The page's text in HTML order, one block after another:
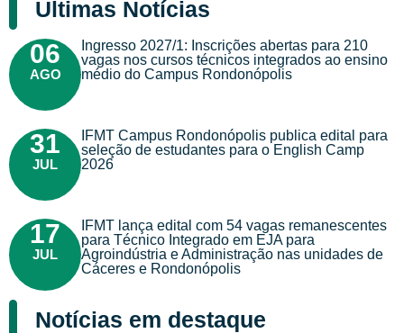
Últimas Notícias
06
AGO
Ingresso 2027/1: Inscrições abertas para 210
vagas nos cursos técnicos integrados ao ensino
médio do Campus Rondonópolis
31
JUL
IFMT Campus Rondonópolis publica edital para
seleção de estudantes para o English Camp
2026
17
JUL
IFMT lança edital com 54 vagas remanescentes
para Técnico Integrado em EJA para
Agroindústria e Administração nas unidades de
Cáceres e Rondonópolis
Notícias em destaque